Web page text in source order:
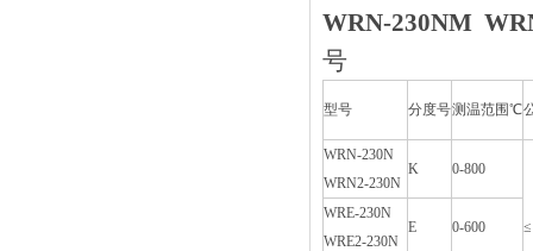
WRN-230NM
号
型号 分度号测温范围℃
WRN-230N
WRN2-230N
K 0-800
WRE-230N
WRE2-230N
E 0-600